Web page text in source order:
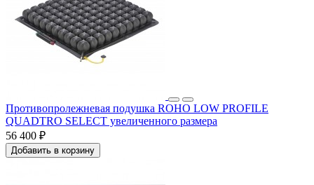
Противопролежневая подушка ROHO LOW PROFILE
QUADTRO SELECT увеличенного размера
56 400 ₽
Добавить в корзину